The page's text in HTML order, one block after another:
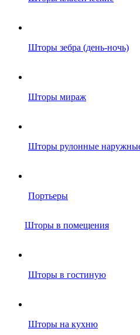
Шторы зебра (день-ночь)
Шторы мираж
Шторы рулонные
Портьеры
Шторы в помещения
Шторы в гостиную
Шторы на кухню